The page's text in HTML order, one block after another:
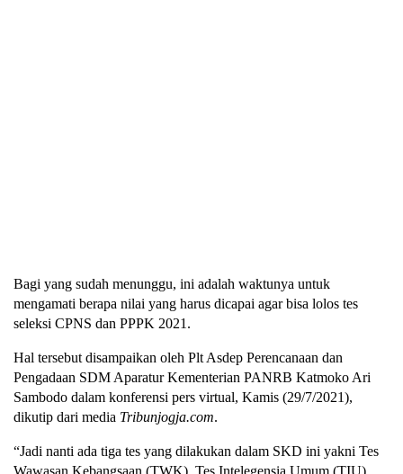
Bagi yang sudah menunggu, ini adalah waktunya untuk
mengamati berapa nilai yang harus dicapai agar bisa lolos tes
seleksi CPNS dan PPPK 2021.
Hal tersebut disampaikan oleh Plt Asdep Perencanaan dan
Pengadaan SDM Aparatur Kementerian PANRB Katmoko Ari
Sambodo dalam konferensi pers virtual, Kamis (29/7/2021),
dikutip dari media Tribunjogja.com.
“Jadi nanti ada tiga tes yang dilakukan dalam SKD ini yakni Tes
Wawasan Kebangsaan (TWK), Tes Intelegensia Umum (TIU)